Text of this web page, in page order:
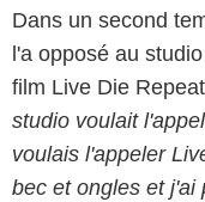
Dans un second
l'a opposé au
film Live Die
studio voulait
voulais l'appeler
bec et ongles et j'ai